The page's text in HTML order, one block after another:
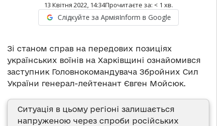
13 Квітня 2022, 14:34Прочитаєте за: < 1 хв.
Слідкуйте за АрміяInform в Google
Зі станом справ на передових позиціях
українських воїнів на Харківщині ознайомився
заступник Головнокомандувача Збройних Сил
України генерал-лейтенант Євген Мойсюк.
Ситуація в цьому регіоні залишається
напруженою через спроби російських